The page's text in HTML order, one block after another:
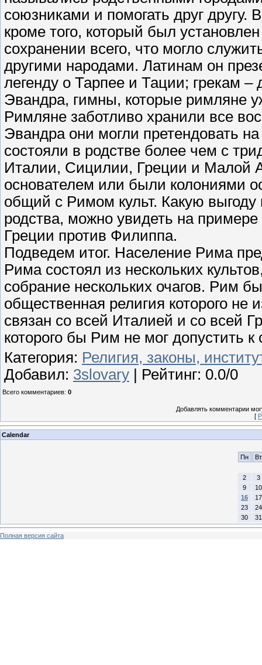
союзниками и помогать друг
кроме того, который был
сохранении всего, что могло
другими народами. Латинам он
легенду о Тарпее и Тации; грекам
Эвандра, гимны, которые римляне
Римляне заботливо хранили все
Эвандра они могли претендовать
состояли в родстве более чем с
Италии, Сицилии, Греции и Малой
основателем или были колониями
общий с Римом культ. Какую выгоду
родства, можно увидеть на
Греции против Филиппа.
Подведем итог. Население Рима
Рима состоял из нескольких
собрание нескольких очагов. Рим
общественная религия которого не
связан со всей Италией и со всей
которого бы Рим не мог допустить к
Категория: Религия, законы,
Добавил: 3slovary Рейтинг: 0.0/0
Всего комментариев: 0
Добавлять комментарии
[
Calendar
Пн Вт
2
3
9
10
16
17
23
24
30
31
Полная версия сайта